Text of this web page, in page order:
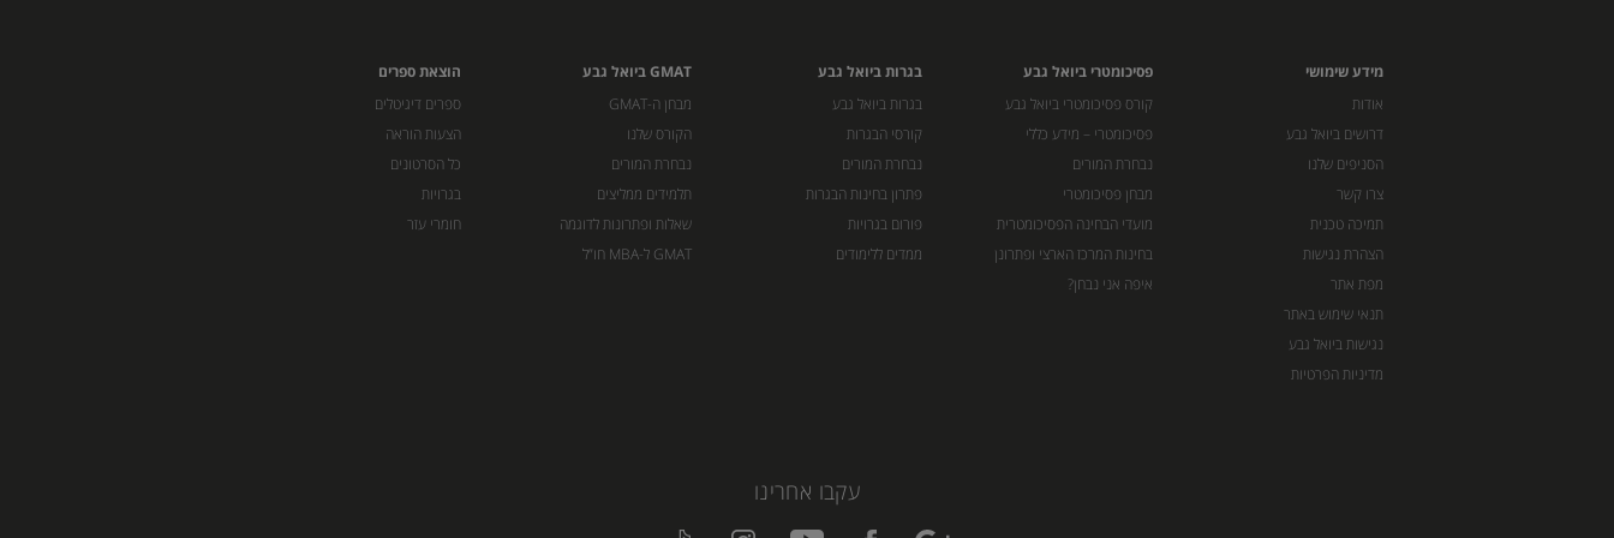
מידע שימושי
אודות
דרושים ביואל גבע
הסניפים שלנו
צרו קשר
תמיכה טכנית
הצהרת נגישות
מפת אתר
תנאי שימוש באתר
נגישות ביואל גבע
מדיניות הפרטיות
פסיכומטרי ביואל גבע
קורס פסיכומטרי ביואל גבע
פסיכומטרי – מידע כללי
נבחרת המורים
מבחן פסיכומטרי
מועדי הבחינה הפסיכומטרית
בחינות המרכז הארצי ופתרונן
איפה אני נבחן?
בגרות ביואל גבע
בגרות ביואל גבע
קורסי הבגרות
נבחרת המורים
פתרון בחינות הבגרות
פורום בגרויות
ממדים ללימודים
GMAT ביואל גבע
מבחן ה-GMAT
הקורס שלנו
נבחרת המורים
תלמידים ממליצים
שאלות ופתרונות לדוגמה
GMAT ל-MBA חו”ל
הוצאת ספרים
ספרים דיגיטלים
הצעות הוראה
כל הסרטונים
בגרויות
חומרי עזר
עקבו אחרינו